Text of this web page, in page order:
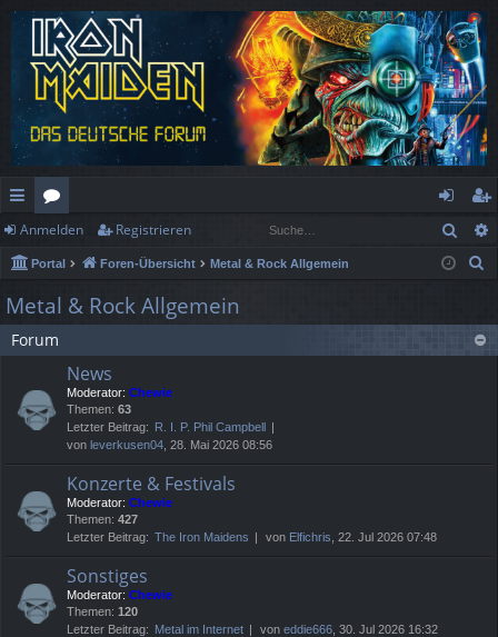
ch
ne
llz
ug
or
en
n
m
eg
ist
re
Anmelden Registrieren
Portal Foren-Übersicht Metal & Rock Allgemein
e
Metal & Rock Allgemein
Forum
News
Moderator: Chewie
Themen: 63
Letzter Beitrag: R. I. P. Phil Campbell
von leverkusen04 , 28. Mai 2026 08:56
Konzerte & Festivals
Moderator: Chewie
Themen: 427
Letzter Beitrag: The Iron Maidens von Elfichris , 22. Jul 2026 07:48
Sonstiges
Moderator: Chewie
Themen: 120
Letzter Beitrag: Metal im Internet von eddie666 , 30. Jul 2026 16:32